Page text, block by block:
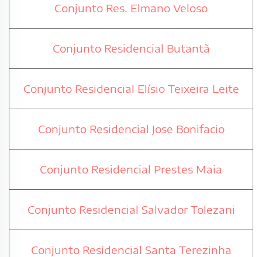
Conjunto Res. Elmano Veloso
Conjunto Residencial Butantã
Conjunto Residencial Elísio Teixeira Leite
Conjunto Residencial Jose Bonifacio
Conjunto Residencial Prestes Maia
Conjunto Residencial Salvador Tolezani
Conjunto Residencial Santa Terezinha